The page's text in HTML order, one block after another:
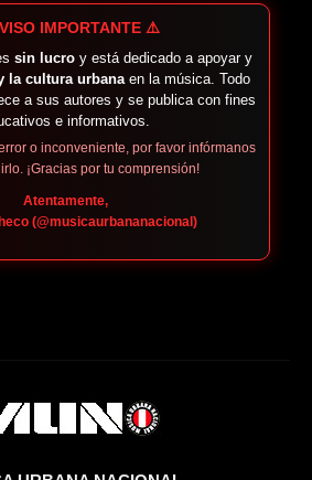
IMPORTANTE ⚠️
sin lucroy está dedicado a apoyar y
la cultura urbanaen la música. Todo
a sus autores y se publica con fines
e informativos.
o inconveniente, por favor infórmanos
¡Gracias por tu comprensión!
Atentamente,
(@musicaurbananacional)